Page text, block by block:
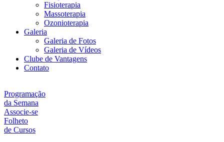
Fisioterapia
Massoterapia
Ozonioterapia
Galeria
Galeria de Fotos
Galeria de Vídeos
Clube de Vantagens
Contato
Programação
da Semana
Associe-se
Folheto
de Cursos